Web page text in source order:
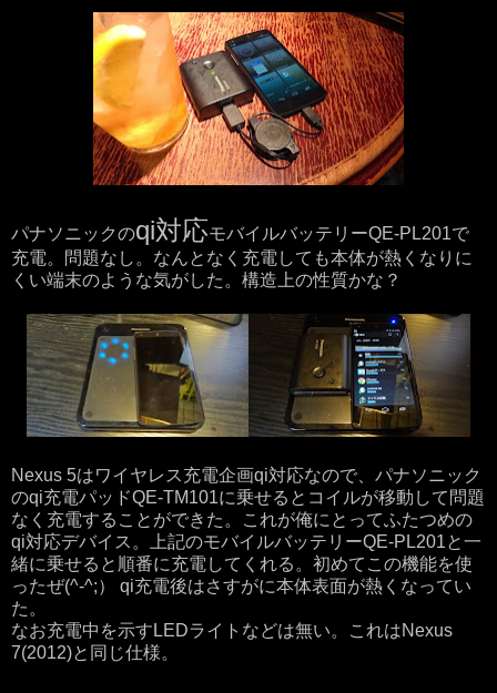
パナソニックのqi対応モバイルバッテリーQE-PL201で
充電。問題なし。なんとなく充電しても本体が熱くなりに
くい端末のような気がした。構造上の性質かな？
Nexus 5はワイヤレス充電企画qi対応なので、パナソニック
のqi充電パッドQE-TM101に乗せるとコイルが移動して問題
なく充電することができた。これが俺にとってふたつめの
qi対応デバイス。上記のモバイルバッテリーQE-PL201と一
緒に乗せると順番に充電してくれる。初めてこの機能を使
ったぜ(^-^;） qi充電後はさすがに本体表面が熱くなってい
た。
なお充電中を示すLEDライトなどは無い。これはNexus
7(2012)と同じ仕様。